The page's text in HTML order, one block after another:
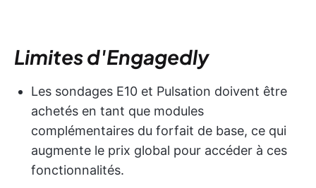
Limites d'Engagedly
Les sondages E10 et Pulsation doivent être
achetés en tant que modules
complémentaires du forfait de base, ce qui
augmente le prix global pour accéder à ces
fonctionnalités.